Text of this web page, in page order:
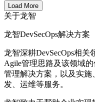
Load More
关于龙智
龙智DevSecOps解决方案
龙智深耕DevSecOps相关
Agile管理思路及该领域
管理解决方案，以及实
发、运维等服务。